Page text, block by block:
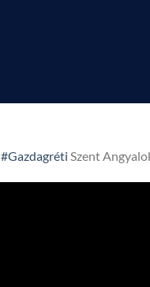
#Gazdagréti Szent